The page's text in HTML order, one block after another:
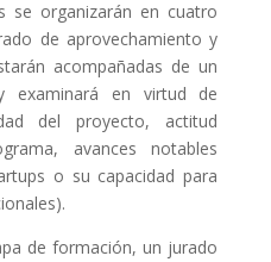
se organizarán en cuatro
de aprovechamiento y
acompañadas de un
examinará en virtud de
del proyecto, actitud
avances notables
o su capacidad para
de formación, un jurado